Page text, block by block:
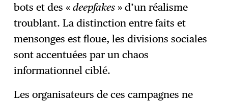
bots et des «deepfakes » d’un réalisme
troublant. La distinction entre faits et
mensonges est floue, les divisions sociales
sont accentuées par un chaos
informationnel ciblé.
Les organisateurs de ces campagnes ne